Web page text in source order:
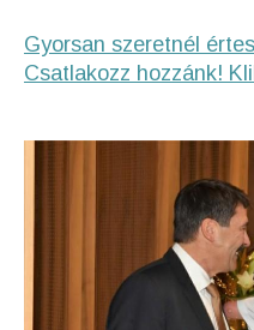
Gyorsan szeretnél
Csatlakozz hozzánk!